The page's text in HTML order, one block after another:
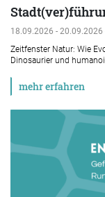
18.09.2026 - 20.09.2026
Zeitfenster Natur: Wie
Dinosaurier und
mehr erfahren